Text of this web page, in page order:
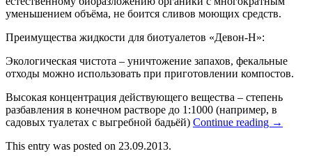
уменьшением объёма, не боится сливов моющих средств.
Преимущества жидкости для биотуалетов «Девон-Н»:
Экологическая чистота – уничтожение запахов, фекальные
отходы можно использовать при приготовлении компостов.
Высокая концентрация действующего вещества – степень
разбавления в конечном растворе до 1:1000 (например, в
садовых туалетах с выгребной бадьёй) Continue reading →
This entry was posted on 23.09.2013.